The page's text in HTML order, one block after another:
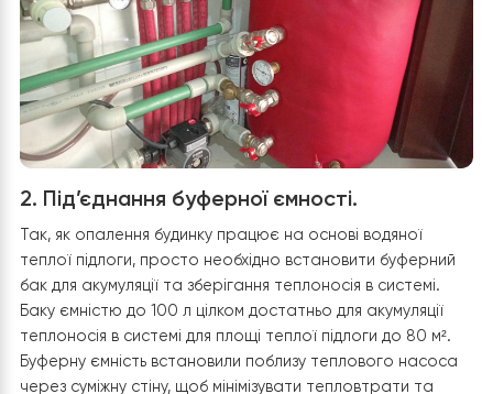
буферного баку, що знаходиться в котельні.
електроживлення теплового насосу з відповідним
захистом від вологи.